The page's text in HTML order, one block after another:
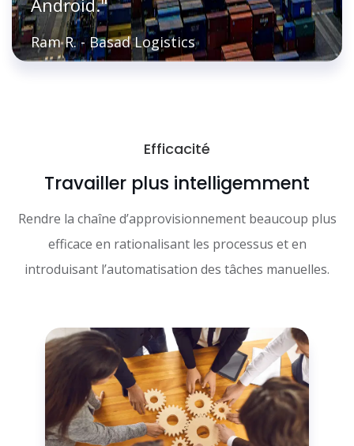
Android."
Ram R. - Basad Logistics
Efficacité
Travailler plus intelligemment
Rendre la chaîne d’approvisionnement beaucoup plus
efficace en rationalisant les processus et en
introduisant l’automatisation des tâches manuelles.